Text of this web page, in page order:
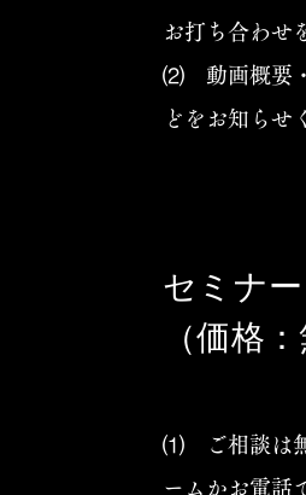
お打ち合わせ
⑵ 動画概要・
どをお知らせ
セミナ
（価格：
⑴ ご相談は無
ームかお電話